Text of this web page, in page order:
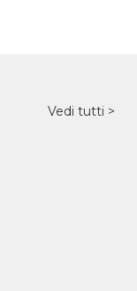
Vedi tutti